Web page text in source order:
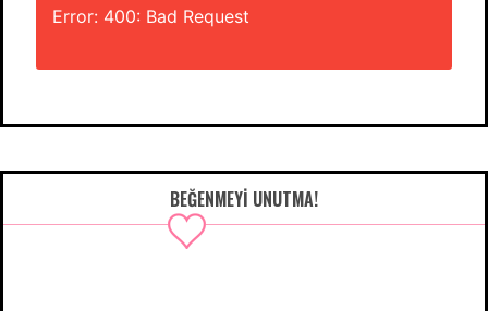
Error: 400: Bad Request
BEĞENMEYI UNUTMA!